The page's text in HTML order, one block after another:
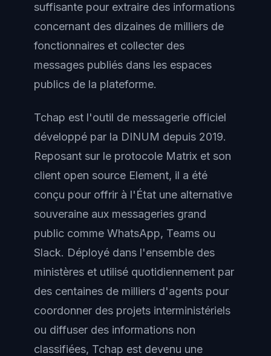
suffisante pour extraire des informations
concernant des dizaines de milliers de
fonctionnaires et collecter des
messages publiés dans les espaces
publics de la plateforme.
Tchap est l'outil de messagerie officiel
développé par la DINUM depuis 2019.
Reposant sur le protocole Matrix et son
client open source Element, il a été
conçu pour offrir à l'État une alternative
souveraine aux messageries grand
public comme WhatsApp, Teams ou
Slack. Déployé dans l'ensemble des
ministères et utilisé quotidiennement par
des centaines de milliers d'agents pour
coordonner des projets interministériels
ou diffuser des informations non
classifiées, Tchap est devenu une